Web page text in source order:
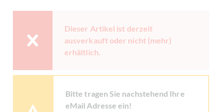
Dieser Artikel ist derzeit
ausverkauft oder nicht (mehr)
erhältlich.
Bitte tragen Sie nachstehend Ihre
eMail Adresse ein!